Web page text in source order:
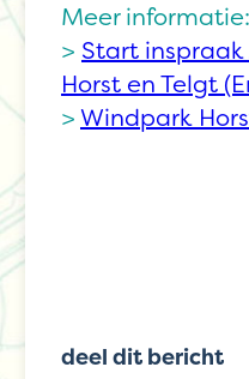
Meer informatie:
> Start
Horst en Telgt
>Windpark
deel dit bericht